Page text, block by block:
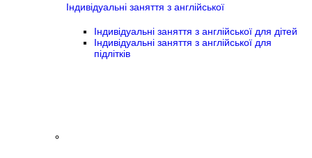
Індивідуальні заняття з англійської
Індивідуальні заняття з англійської для дітей
Індивідуальні заняття з англійської для
підлітків